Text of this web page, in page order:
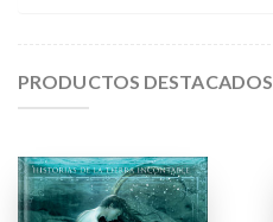
PRODUCTOS DESTACADOS